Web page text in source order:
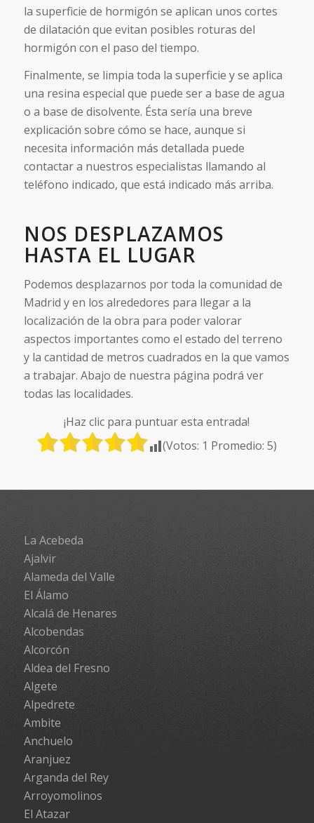
la superficie de hormigón se aplican unos cortes
de dilatación que evitan posibles roturas del
hormigón con el paso del tiempo.
Finalmente, se limpia toda la superficie y se aplica
una resina especial que puede ser a base de agua
o a base de disolvente. Ésta sería una breve
explicación sobre cómo se hace, aunque si
necesita información más detallada puede
contactar a nuestros especialistas llamando al
teléfono indicado, que está indicado más arriba.
NOS DESPLAZAMOS
HASTA EL LUGAR
Podemos desplazarnos por toda la comunidad de
Madrid y en los alrededores para llegar a la
localización de la obra para poder valorar
aspectos importantes como el estado del terreno
y la cantidad de metros cuadrados en la que vamos
a trabajar. Abajo de nuestra página podrá ver
todas las localidades.
¡Haz clic para puntuar esta entrada!
(Votos: 1 Promedio:5)
La Acebeda
Ajalvir
Alameda del Valle
El Álamo
Alcalá de Henares
Alcobendas
Alcorcón
Aldea del Fresno
Algete
Alpedrete
Ambite
Anchuelo
Aranjuez
Arganda del Rey
Arroyomolinos
El Atazar